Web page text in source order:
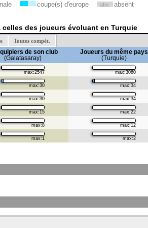
coupe(s) d'europe abs. absent
des joueurs évoluant en Turquie
Toutes compét.
de son club
(Galatasaray)
Joueurs du même pays
(Turquie)
max:2547 max:3060
max:30 max:34
max:30 max:34
max:15 max:22
max:8 max:12
max:1 max:2